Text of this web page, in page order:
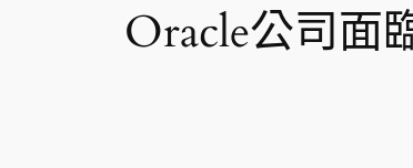
Oracle公司面